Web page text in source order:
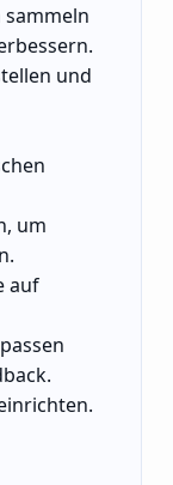
sammeln
und
um
auf